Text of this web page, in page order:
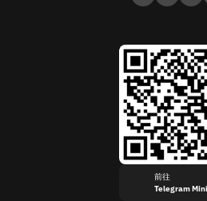
前往
Telegram